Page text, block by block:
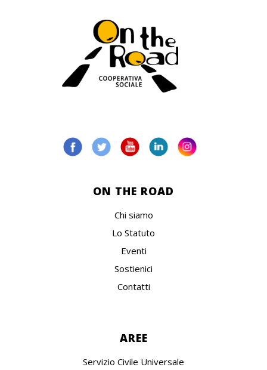
ON THE ROAD
Chi siamo
Lo Statuto
Eventi
Sostienici
Contatti
AREE
Servizio Civile Universale